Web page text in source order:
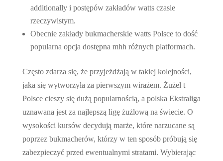
additionally i postępów zakładów watts czasie
rzeczywistym.
Obecnie zakłady bukmacherskie watts Polsce to dość
popularna opcja dostępna mhh różnych platformach.
Często zdarza się, że przyjeżdżają w takiej kolejności,
jaka się wytworzyła za pierwszym wirażem. Żużel t
Polsce cieszy się dużą popularnością, a polska Ekstraliga
uznawana jest za najlepszą ligę żużlową na świecie. O
wysokości kursów decydują marże, które narzucane są
poprzez bukmacherów, którzy w ten sposób próbują się
zabezpieczyć przed ewentualnymi stratami. Wybierając